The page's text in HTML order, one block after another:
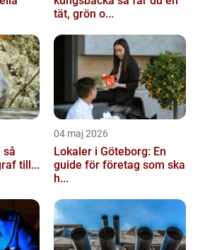
tät, grön o...
så
till...
04 maj 2026
Lokaler i Göteborg: En
guide för företag som ska
h...